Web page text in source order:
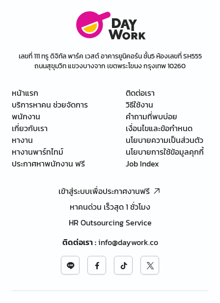
เลขที่ 111 ทรู ดิจิทัล พาร์ค เวสต์ อาคารยูนิคอร์น ชั้น5 ห้องเลขที่ SH555
ถนนสุขุมวิท แขวงบางจาก เขตพระโขนง กรุงเทพ 10260
หน้าแรก
บริการหาคน ช่วยจัดการ
พนักงาน
เกี่ยวกับเรา
หางาน
หางานพาร์ทไทม์
ประกาศหาพนักงาน ฟรี
ติดต่อเรา
วิธีใช้งาน
คำถามที่พบบ่อย
เงื่อนไขและข้อกำหนด
นโยบายความเป็นส่วนตัว
นโยบายการใช้ข้อมูลคุกกี้
Job Index
เข้าสู่ระบบเพื่อประกาศงานฟรี
หาคนด่วน เร็วสุด 1 ชั่วโมง
HR Outsourcing Service
ติดต่อเรา:info@daywork.co